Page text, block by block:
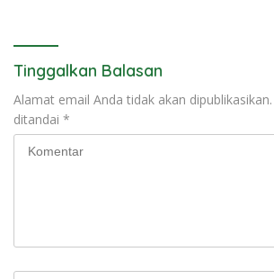
Tinggalkan Balasan
Alamat email Anda tidak akan dipublikasikan.
ditandai *